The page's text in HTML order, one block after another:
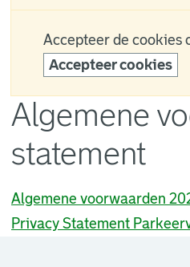
Accepteer de cookies
Accepteer cookies
Algemene
statement
Algemene voorwaarden
Privacy Statement